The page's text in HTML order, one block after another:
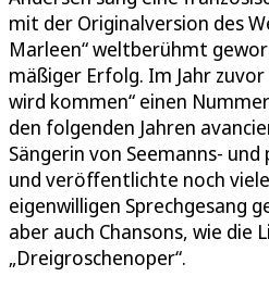
mit der Originalversion des
Marleen“ weltberühmt
mäßiger Erfolg. Im Jahr
wird kommen“ einen
den folgenden Jahren
Sängerin von Seemanns-
und veröffentlichte noch
eigenwilligen Sprechgesang
aber auch Chansons, wie die
„Dreigroschenoper“.